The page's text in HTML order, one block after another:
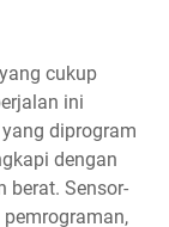
cukup
ini
diprogram
dengan
berat. Sensor-